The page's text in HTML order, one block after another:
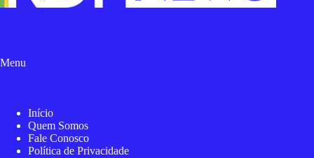
Menu
Início
Quem Somos
Fale Conosco
Política de Privacidade